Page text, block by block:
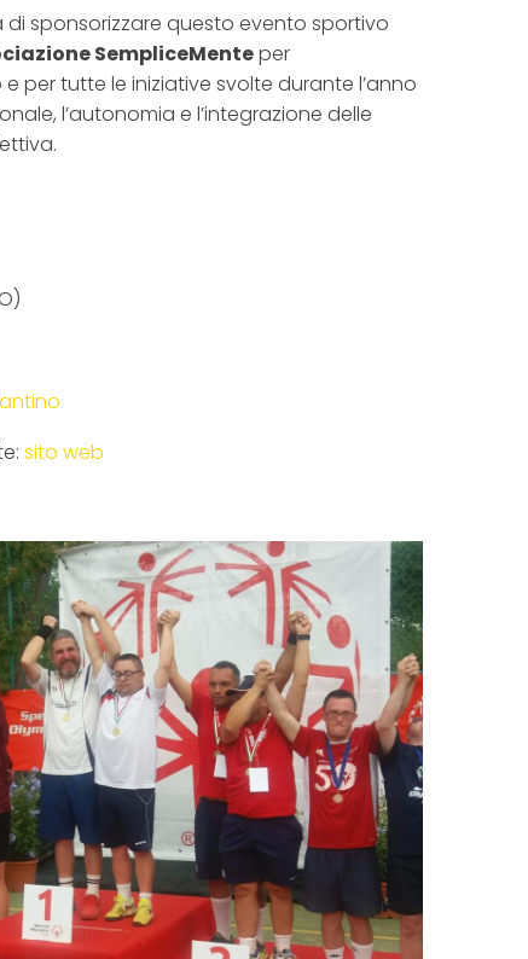
sponsorizzare questo evento sportivo
SempliceMenteper
e per tutte le iniziative svolte durante l’anno
l’autonomia e l’integrazione delle
sito web